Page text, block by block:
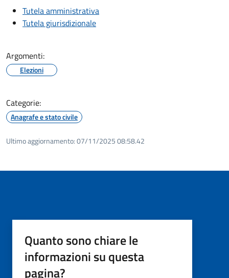
Tutela amministrativa
Tutela giurisdizionale
Argomenti:
Elezioni
Categorie:
Anagrafe e stato civile
Ultimo aggiornamento:07/11/2025 08:58.42
Quanto sono chiare le
informazioni su questa
pagina?